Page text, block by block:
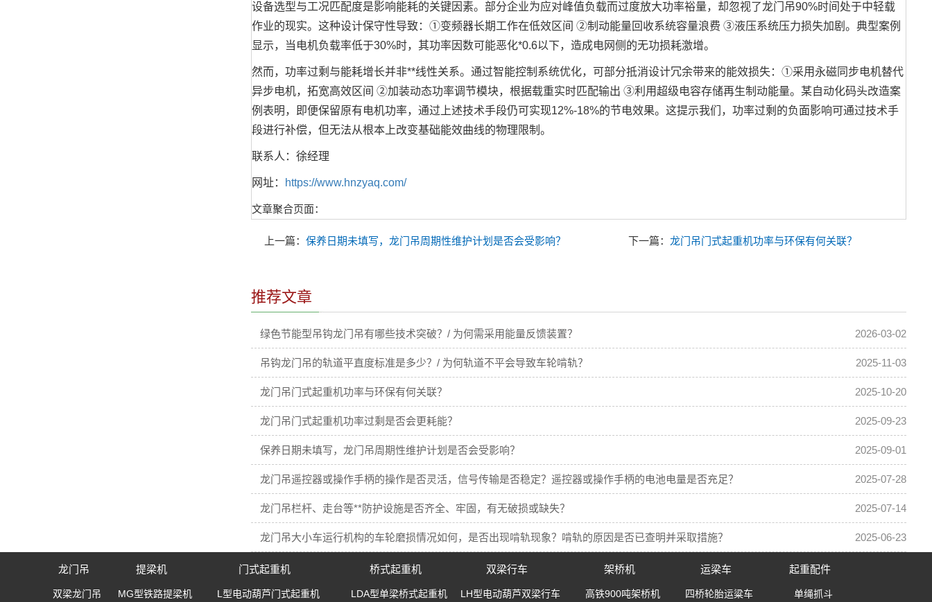
设备选型与工况匹配度是影响能耗的关键因素。部分企业为应对峰值负载而过度放大功率裕量，却忽视了龙门吊90%时间处于中轻载
作业的现实。这种设计保守性导致：①变频器长期工作在低效区间 ②制动能量回收系统容量浪费 ③液压系统压力损失加剧。典型案例
显示，当电机负载率低于30%时，其功率因数可能恶化*0.6以下，造成电网侧的无功损耗激增。
然而，功率过剩与能耗增长并非**线性关系。通过智能控制系统优化，可部分抵消设计冗余带来的能效损失：①采用永磁同步电机替代
异步电机，拓宽高效区间 ②加装动态功率调节模块，根据载重实时匹配输出 ③利用超级电容存储再生制动能量。某自动化码头改造案
例表明，即便保留原有电机功率，通过上述技术手段仍可实现12%-18%的节电效果。这提示我们，功率过剩的负面影响可通过技术手
段进行补偿，但无法从根本上改变基础能效曲线的物理限制。
联系人：徐经理
网址： https://www.hnzyaq.com/
文章聚合页面：
上一篇： 保养日期未填写，龙门吊周期性维护计划是否会受影响？ 下一篇： 龙门吊门式起重机功率与环保有何关联？
推荐文章
绿色节能型吊钩龙门吊有哪些技术突破？/ 为何需采用能量反馈装置？ 2026-03-02
吊钩龙门吊的轨道平直度标准是多少？/ 为何轨道不平会导致车轮啃轨？ 2025-11-03
龙门吊门式起重机功率与环保有何关联？ 2025-10-20
龙门吊门式起重机功率过剩是否会更耗能？ 2025-09-23
保养日期未填写，龙门吊周期性维护计划是否会受影响？ 2025-09-01
龙门吊遥控器或操作手柄的操作是否灵活，信号传输是否稳定？遥控器或操作手柄的电池电量是否充足？ 2025-07-28
龙门吊栏杆、走台等**防护设施是否齐全、牢固，有无破损或缺失？ 2025-07-14
龙门吊大小车运行机构的车轮磨损情况如何，是否出现啃轨现象？啃轨的原因是否已查明并采取措施？ 2025-06-23
龙门吊
双梁龙门吊
提梁机
MG型铁路提梁机
门式起重机
L型电动葫芦门式起重机
桥式起重机
LDA型单梁桥式起重机
双梁行车
LH型电动葫芦双梁行车
架桥机
高铁900吨架桥机
运梁车
四桥轮胎运粱车
起重配件
单绳抓斗